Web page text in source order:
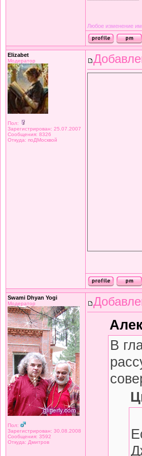
Любое изменение
Elizabet
Модератор
Пол:
Зарегистрирован: 25.07.2007
Сообщения: 8326
Откуда: поДМосквой
Swami Dhyan Yogi
Модератор
Пол:
Зарегистрирован: 30.08.2008
Сообщения: 3592
Откуда: Дмитров
В